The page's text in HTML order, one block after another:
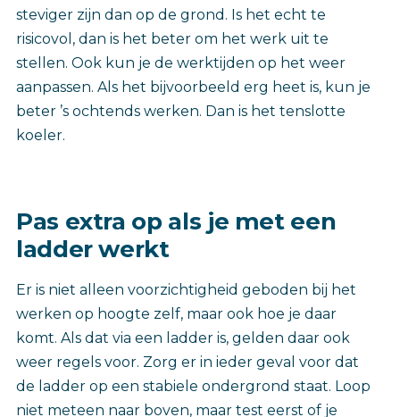
steviger zijn dan op de grond. Is het echt te
risicovol, dan is het beter om het werk uit te
stellen. Ook kun je de werktijden op het weer
aanpassen. Als het bijvoorbeeld erg heet is, kun je
beter ’s ochtends werken. Dan is het tenslotte
koeler.
Pas extra op als je met een
ladder werkt
Er is niet alleen voorzichtigheid geboden bij het
werken op hoogte zelf, maar ook hoe je daar
komt. Als dat via een ladder is, gelden daar ook
weer regels voor. Zorg er in ieder geval voor dat
de ladder op een stabiele ondergrond staat. Loop
niet meteen naar boven, maar test eerst of je